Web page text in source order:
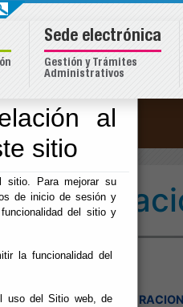
al
sitio
sitio. Para mejorar su
de inicio de sesión y
del sitio y
la funcionalidad del
uso del Sitio web, de
EN LAS
Sede electrónica
Gestión y Trámites
Administrativos